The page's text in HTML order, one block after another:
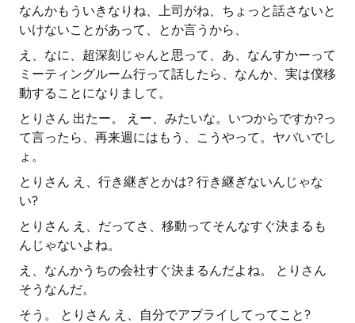
なんかもういきなりね、上司がね、ちょっと話さないと
いけないことがあって、とか言うから、
え、なに、超深刻じゃんと思って、あ、なんすかーって
ミーティングルーム行って話したら、なんか、実は僕移
動することになりまして。
とりさん 出たー。 えー、みたいな。いつからですか?っ
て言ったら、再来週にはもう、こうやって。ヤバいでし
ょ。
とりさん え、行き継ぎとかは? 行き継ぎないんじゃな
い?
とりさん え、だってさ、移動ってそんなすぐ決まるも
んじゃないよね。
え、なんかうちの会社すぐ決まるんだよね。 とりさん
そうなんだ。
そう。 とりさん え、自分でアプライしてってこと?